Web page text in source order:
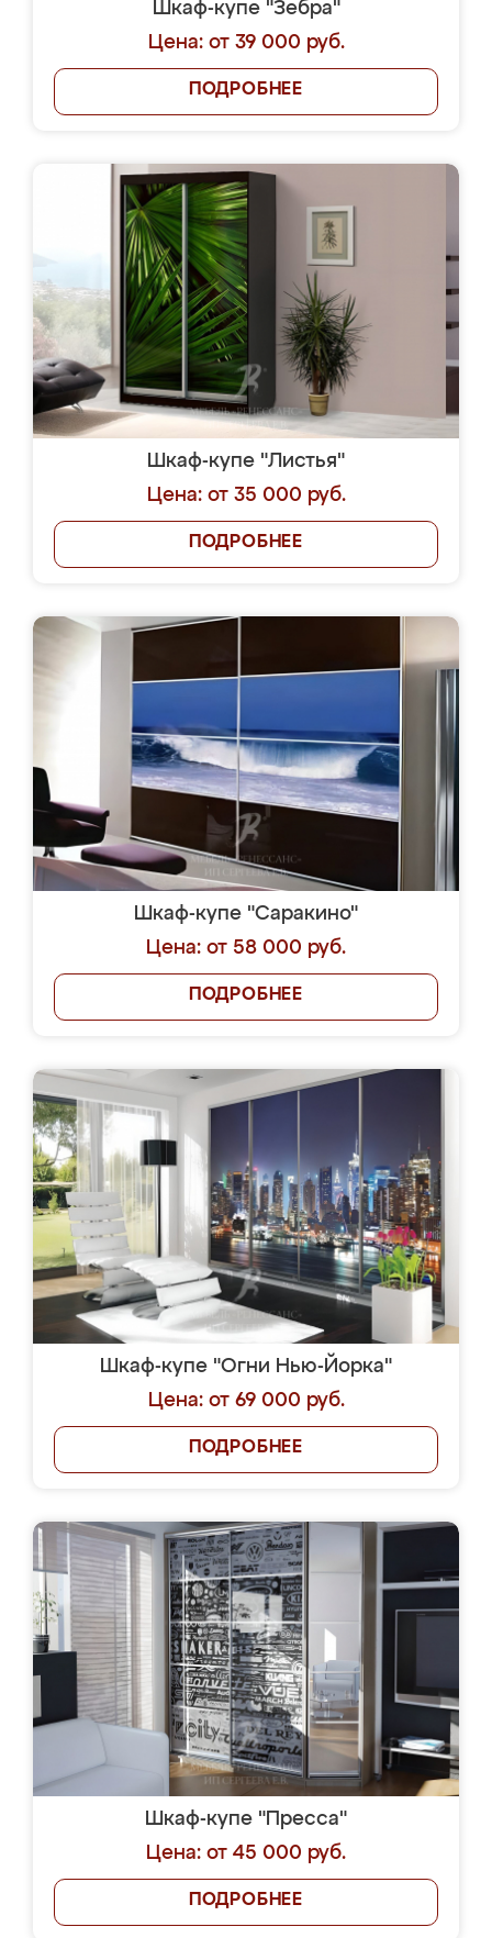
Шкаф-купе "Зебра"
Цена: от 39 000 руб.
ПОДРОБНЕЕ
Шкаф-купе "Листья"
Цена: от 35 000 руб.
ПОДРОБНЕЕ
Шкаф-купе "Саракино"
Цена: от 58 000 руб.
ПОДРОБНЕЕ
Шкаф-купе "Огни Нью-Йорка"
Цена: от 69 000 руб.
ПОДРОБНЕЕ
Шкаф-купе "Пресса"
Цена: от 45 000 руб.
ПОДРОБНЕЕ